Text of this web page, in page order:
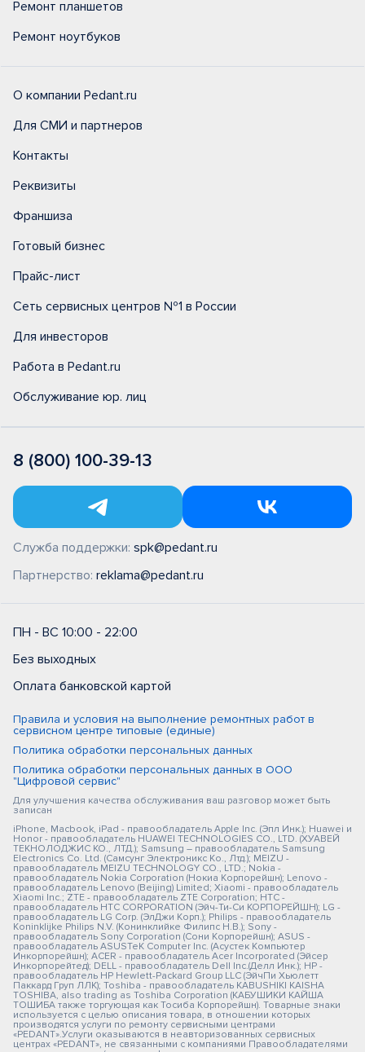
Ремонт планшетов
Ремонт ноутбуков
О компании Pedant.ru
Для СМИ и партнеров
Контакты
Реквизиты
Франшиза
Готовый бизнес
Прайс-лист
Сеть сервисных центров №1 в России
Для инвесторов
Работа в Pedant.ru
Обслуживание юр. лиц
8 (800) 100-39-13
Служба поддержки: spk@pedant.ru
Партнерство: reklama@pedant.ru
ПН - ВС 10:00 - 22:00
Без выходных
Оплата банковской картой
Правила и условия на выполнение ремонтных работ в
сервисном центре типовые (единые)
Политика обработки персональных данных
Политика обработки персональных данных в ООО
"Цифровой сервис"
Для улучшения качества обслуживания ваш разговор может быть
записан
iPhone, Macbook, iPad - правообладатель Apple Inc. (Эпл Инк.); Huawei и
Honor - правообладатель HUAWEI TECHNOLOGIES CO., LTD. (ХУАВЕЙ
ТЕКНОЛОДЖИС КО., ЛТД.); Samsung – правообладатель Samsung
Electronics Co. Ltd. (Самсунг Электроникс Ко., Лтд.); MEIZU -
правообладатель MEIZU TECHNOLOGY CO., LTD.; Nokia -
правообладатель Nokia Corporation (Нокиа Корпорейшн); Lenovo -
правообладатель Lenovo (Beijing) Limited; Xiaomi - правообладатель
Xiaomi Inc.; ZTE - правообладатель ZTE Corporation; HTC -
правообладатель HTC CORPORATION (Эйч-Ти-Си КОРПОРЕЙШН); LG -
правообладатель LG Corp. (ЭлДжи Корп.); Philips - правообладатель
Koninklijke Philips N.V. (Конинклийке Филипс Н.В.); Sony -
правообладатель Sony Corporation (Сони Корпорейшн); ASUS -
правообладатель ASUSTeK Computer Inc. (Асустек Компьютер
Инкорпорейшн); ACER - правообладатель Acer Incorporated (Эйсер
Инкорпорейтед); DELL - правообладатель Dell Inc.(Делл Инк.); HP -
правообладатель HP Hewlett-Packard Group LLC (ЭйчПи Хьюлетт
Паккард Груп ЛЛК); Toshiba - правообладатель KABUSHIKI KAISHA
TOSHIBA, also trading as Toshiba Corporation (КАБУШИКИ КАЙША
ТОШИБА также торгующая как Тосиба Корпорейшн). Товарные знаки
используется с целью описания товара, в отношении которых
производятся услуги по ремонту сервисными центрами
«PEDANT».Услуги оказываются в неавторизованных сервисных
центрах «PEDANT», не связанными с компаниями Правообладателями